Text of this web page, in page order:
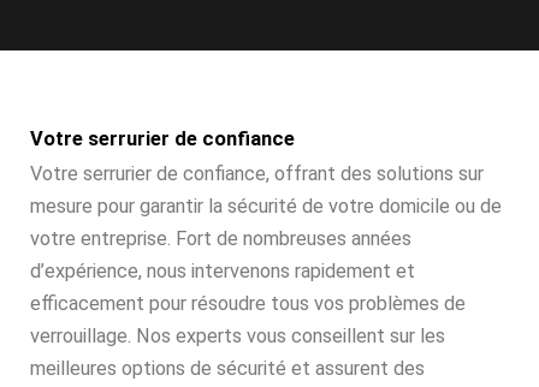
Votre serrurier de confiance
Votre serrurier de confiance, offrant des solutions sur
mesure pour garantir la sécurité de votre domicile ou de
votre entreprise. Fort de nombreuses années
d’expérience, nous intervenons rapidement et
efficacement pour résoudre tous vos problèmes de
verrouillage. Nos experts vous conseillent sur les
meilleures options de sécurité et assurent des